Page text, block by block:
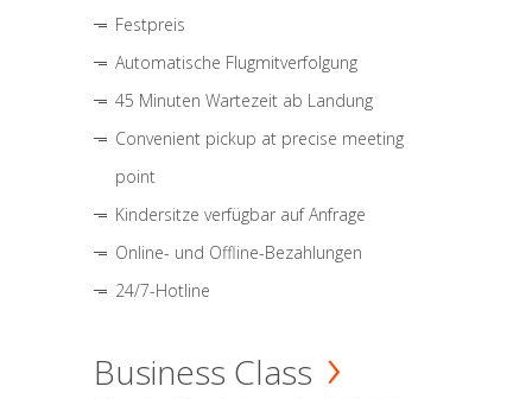
Festpreis
Automatische Flugmitverfolgung
45 Minuten Wartezeit ab Landung
Convenient pickup at precise meeting
point
Kindersitze verfügbar auf Anfrage
Online- und Offline-Bezahlungen
24/7-Hotline
Business Class